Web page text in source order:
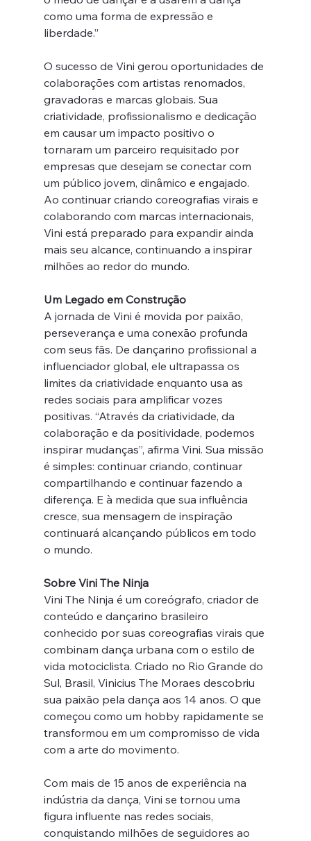
como uma forma de expressão e
liberdade.”
O sucesso de Vini gerou oportunidades de
colaborações com artistas renomados,
gravadoras e marcas globais. Sua
criatividade, profissionalismo e dedicação
em causar um impacto positivo o
tornaram um parceiro requisitado por
empresas que desejam se conectar com
um público jovem, dinâmico e engajado.
Ao continuar criando coreografias virais e
colaborando com marcas internacionais,
Vini está preparado para expandir ainda
mais seu alcance, continuando a inspirar
milhões ao redor do mundo.
Um Legado em Construção
A jornada de Vini é movida por paixão,
perseverança e uma conexão profunda
com seus fãs. De dançarino profissional a
influenciador global, ele ultrapassa os
limites da criatividade enquanto usa as
redes sociais para amplificar vozes
positivas. “Através da criatividade, da
colaboração e da positividade, podemos
inspirar mudanças”, afirma Vini. Sua missão
é simples: continuar criando, continuar
compartilhando e continuar fazendo a
diferença. E à medida que sua influência
cresce, sua mensagem de inspiração
continuará alcançando públicos em todo
o mundo.
Sobre Vini The Ninja
Vini The Ninja é um coreógrafo, criador de
conteúdo e dançarino brasileiro
conhecido por suas coreografias virais que
combinam dança urbana com o estilo de
vida motociclista. Criado no Rio Grande do
Sul, Brasil, Vinicius The Moraes descobriu
sua paixão pela dança aos 14 anos. O que
começou como um hobby rapidamente se
transformou em um compromisso de vida
com a arte do movimento.
Com mais de 15 anos de experiência na
indústria da dança, Vini se tornou uma
figura influente nas redes sociais,
conquistando milhões de seguidores ao